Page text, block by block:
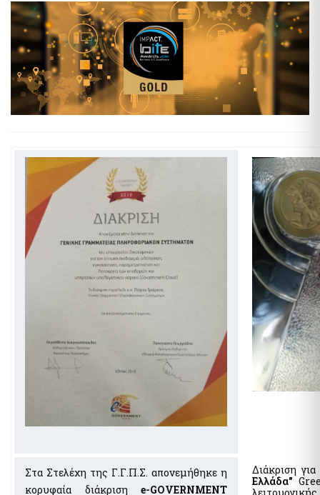
Στα Στελέχη της Γ.Γ.Π.Σ. απονεμήθηκε η
κορυφαία διάκριση e-GOVERNMENT
Διάκριση
Ελλάδα"